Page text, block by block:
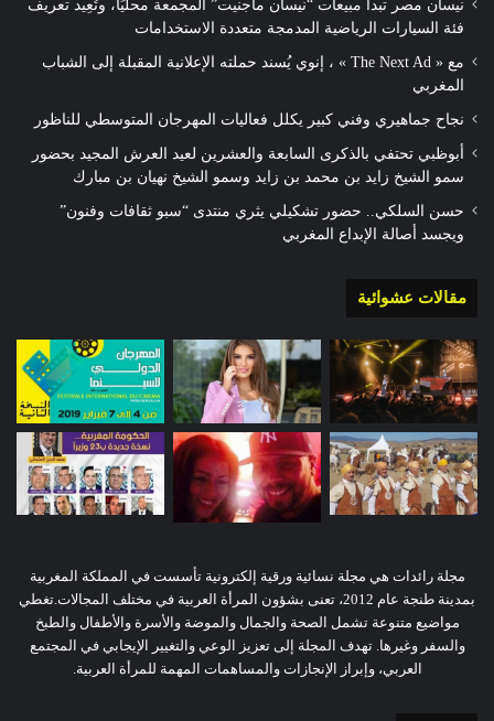
نيسان مصر تبدأ مبيعات “نيسان ماجنيت” المجمعة محليًا، وتُعِيد تعريف
فئة السيارات الرياضية المدمجة متعددة الاستخدامات
مع « The Next Ad » ، إنوي يُسند حملته الإعلانية المقبلة إلى الشباب
المغربي
نجاح جماهيري وفني كبير يكلل فعاليات المهرجان المتوسطي للناظور
أبوظبي تحتفي بالذكرى السابعة والعشرين لعيد العرش المجيد بحضور
سمو الشيخ زايد بن محمد بن زايد وسمو الشيخ نهيان بن مبارك
حسن السلكي.. حضور تشكيلي يثري منتدى “سبو ثقافات وفنون”
ويجسد أصالة الإبداع المغربي
مقالات عشوائية
مجلة رائدات هي مجلة نسائية ورقية إلكترونية تأسست في المملكة المغربية
بمدينة طنجة عام 2012، تعنى بشؤون المرأة العربية في مختلف المجالات.تغطي
مواضيع متنوعة تشمل الصحة والجمال والموضة والأسرة والأطفال والطبخ
والسفر وغيرها. تهدف المجلة إلى تعزيز الوعي والتغيير الإيجابي في المجتمع
العربي، وإبراز الإنجازات والمساهمات المهمة للمرأة العربية.